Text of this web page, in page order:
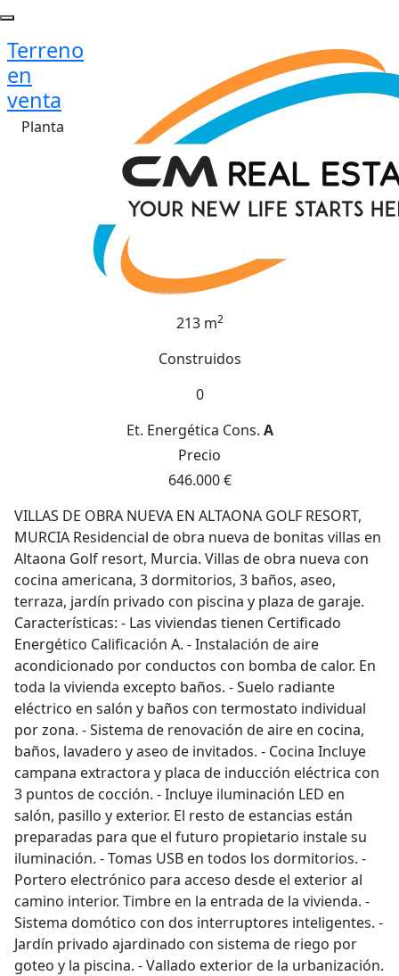
Terreno
en
venta
Planta
213 m2
Construidos
0
Et. Energética Cons. A
Precio
646.000 €
VILLAS DE OBRA NUEVA EN ALTAONA GOLF RESORT,
MURCIA Residencial de obra nueva de bonitas villas en
Altaona Golf resort, Murcia. Villas de obra nueva con
cocina americana, 3 dormitorios, 3 baños, aseo,
terraza, jardín privado con piscina y plaza de garaje.
Características: - Las viviendas tienen Certificado
Energético Calificación A. - Instalación de aire
acondicionado por conductos con bomba de calor. En
toda la vivienda excepto baños. - Suelo radiante
eléctrico en salón y baños con termostato individual
por zona. - Sistema de renovación de aire en cocina,
baños, lavadero y aseo de invitados. - Cocina Incluye
campana extractora y placa de inducción eléctrica con
3 puntos de cocción. - Incluye iluminación LED en
salón, pasillo y exterior. El resto de estancias están
preparadas para que el futuro propietario instale su
iluminación. - Tomas USB en todos los dormitorios. -
Portero electrónico para acceso desde el exterior al
camino interior. Timbre en la entrada de la vivienda. -
Sistema domótico con dos interruptores inteligentes. -
Jardín privado ajardinado con sistema de riego por
goteo y la piscina. - Vallado exterior de la urbanización.